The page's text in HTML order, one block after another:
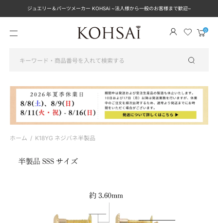
ジュエリー＆パーツメーカー KOHSAi ~法人様から一般のお客様まで歓迎~
ホーム / K18YG ネジバネ半製品